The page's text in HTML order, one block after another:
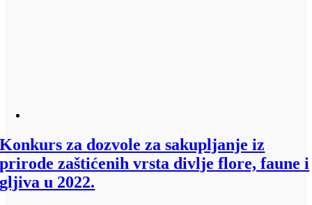
Konkurs za dozvole za sakupljanje iz
prirode zaštićenih vrsta divlje flore, faune i
gljiva u 2022.